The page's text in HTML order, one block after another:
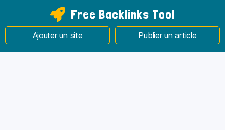
Free Backlinks Tool
Ajouter un site Publier un article